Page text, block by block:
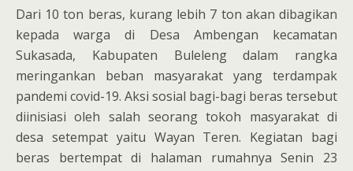
Dari 10 ton beras, kurang lebih 7 ton akan dibagikan
kepada warga di Desa Ambengan kecamatan
Sukasada, Kabupaten Buleleng dalam rangka
meringankan beban masyarakat yang terdampak
pandemi covid-19. Aksi sosial bagi-bagi beras tersebut
diinisiasi oleh salah seorang tokoh masyarakat di
desa setempat yaitu Wayan Teren. Kegiatan bagi
beras bertempat di halaman rumahnya Senin 23